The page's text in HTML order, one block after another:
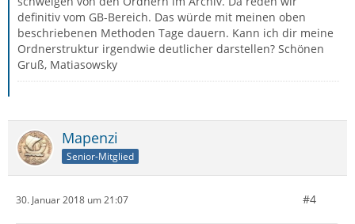
definitiv vom GB-Bereich. Das würde mit meinen oben
beschriebenen Methoden Tage dauern. Kann ich dir meine
Ordnerstruktur irgendwie deutlicher darstellen? Schönen
Gruß, Matiasowsky
Mapenzi
Senior-Mitglied
30. Januar 2018 um 21:07 #4